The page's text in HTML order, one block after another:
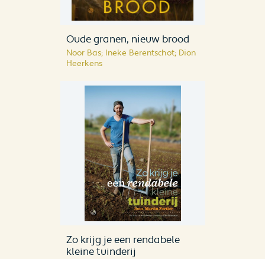
Oude granen, nieuw brood
Noor Bas; Ineke Berentschot; Dion
Heerkens
Zo krijg je een rendabele
kleine tuinderij